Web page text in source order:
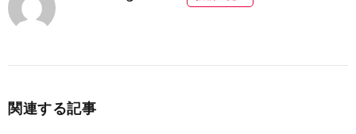
関連する記事